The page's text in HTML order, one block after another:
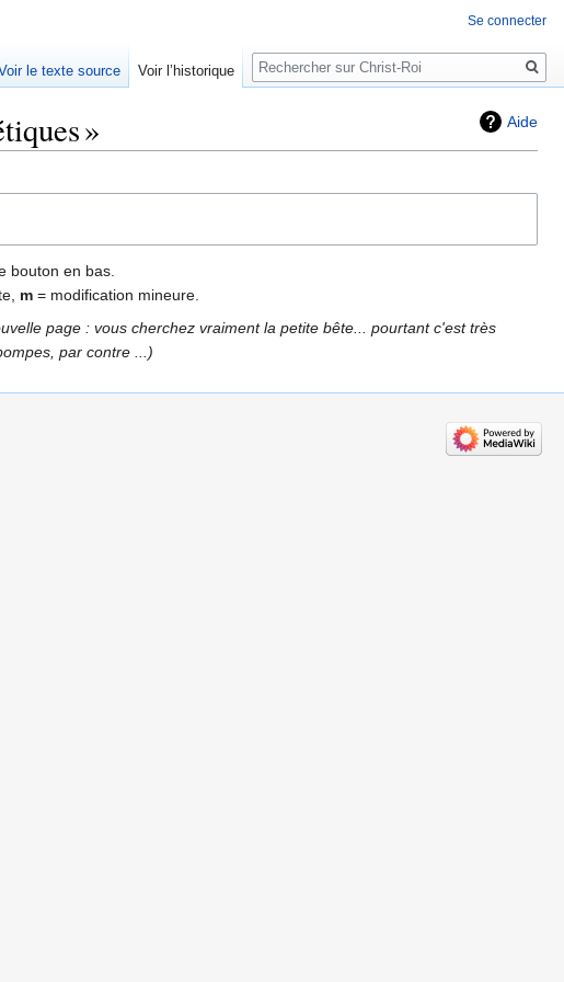
Aide
»
bouton en bas.
m = modification mineure.
page : vous cherchez vraiment la petite bête... pourtant c'est très
par contre ...
Se connecter
le texte source Voir l’historique
Rechercher